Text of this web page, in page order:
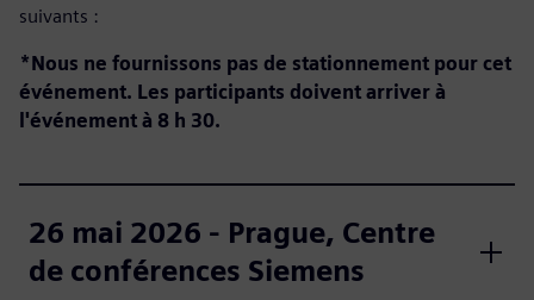
suivants :
*Nous ne fournissons pas de stationnement pour cet
événement. Les participants doivent arriver à
l'événement à 8 h 30.
26 mai 2026 - Prague, Centre
de conférences Siemens